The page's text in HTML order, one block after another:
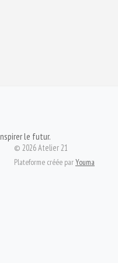
le futur.
© 2026Atelier 21
Plateforme créée parYouma